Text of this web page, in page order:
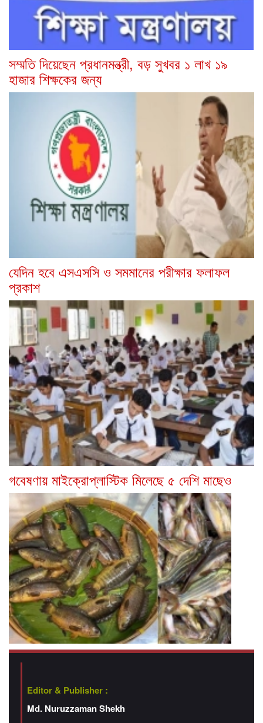
সম্মতি দিয়েছেন প্রধানমন্ত্রী, বড় সুখবর ১ লাখ ১৯
হাজার শিক্ষকের জন্য
যেদিন হবে এসএসসি ও সমমানের পরীক্ষার ফলাফল
প্রকাশ
গবেষণায় মাইক্রোপ্লাস্টিক মিলেছে ৫ দেশি মাছেও
Editor & Publisher :
Md. Nuruzzaman Shekh